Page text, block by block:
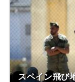
スペイン飛び